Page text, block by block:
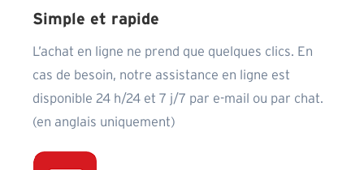
Simple et rapide
L’achat en ligne ne prend que quelques clics. En
cas de besoin, notre assistance en ligne est
disponible 24 h/24 et 7 j/7 par e-mail ou par chat.
(en anglais uniquement)